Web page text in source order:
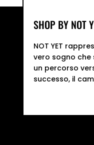
SHOP BY NOT
NOT YET
vero sogno che
un percorso
successo, il